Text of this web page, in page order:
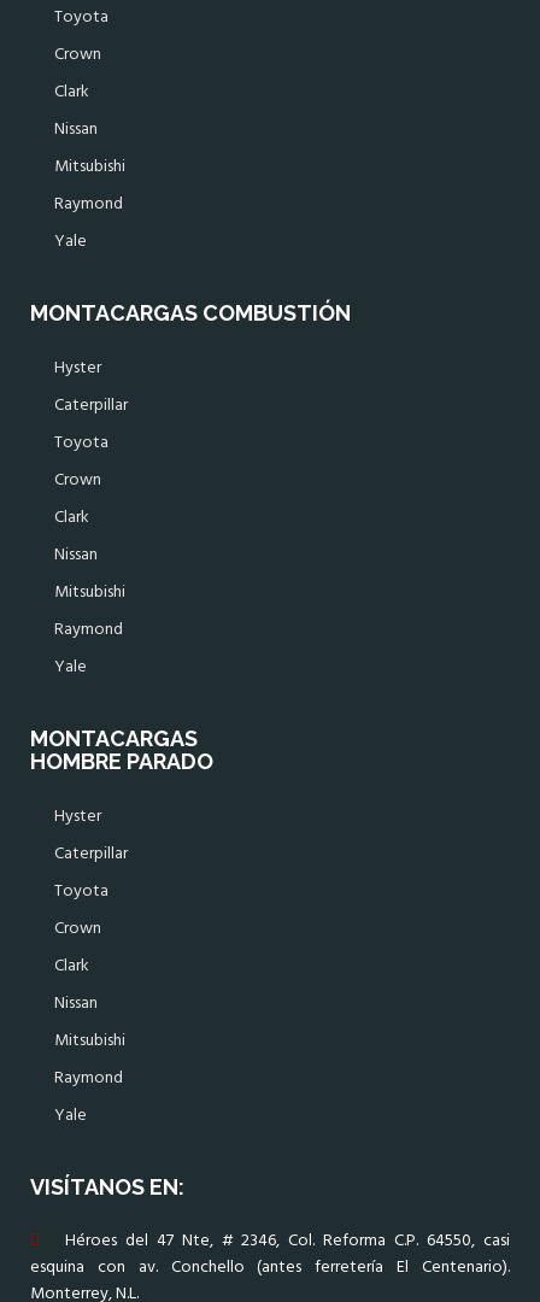
Toyota
Crown
Clark
Nissan
Mitsubishi
Raymond
Yale
MONTACARGAS COMBUSTIÓN
Hyster
Caterpillar
Toyota
Crown
Clark
Nissan
Mitsubishi
Raymond
Yale
MONTACARGAS
HOMBRE PARADO
Hyster
Caterpillar
Toyota
Crown
Clark
Nissan
Mitsubishi
Raymond
Yale
VISÍTANOS EN:
Héroes del 47 Nte, # 2346, Col. Reforma C.P. 64550, casi
esquina con av. Conchello (antes ferretería El Centenario).
Monterrey, N.L.